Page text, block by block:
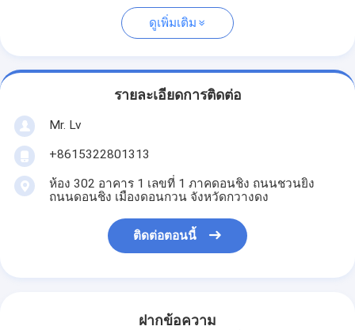
ดูเพิ่มเติม
รายละเอียดการติดต่อ
Mr. Lv
+8615322801313
ห้อง 302 อาคาร 1 เลขที่ 1 ภาคดอนชิง ถนนชวนยิง
ถนนดอนชิง เมืองดอนกวน จังหวัดกวางดง
ติดต่อตอนนี้
ฝากข้อความ